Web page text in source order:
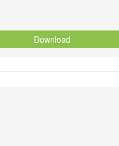
Download